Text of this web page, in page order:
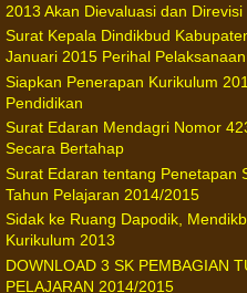
2013 Akan Dievaluasi dan Direvisi
Surat Kepala Dindikbud
Januari 2015 Perihal
Siapkan Penerapan Kurikulum
Pendidikan
Surat Edaran Mendagri Nomor
Secara Bertahap
Surat Edaran tentang Penetapan
Tahun Pelajaran 2014/2015
Sidak ke Ruang Dapodik,
Kurikulum 2013
DOWNLOAD 3 SK PEMBAGIAN
PELAJARAN 2014/2015